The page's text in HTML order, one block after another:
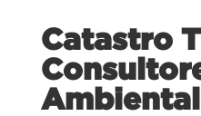
Catastro